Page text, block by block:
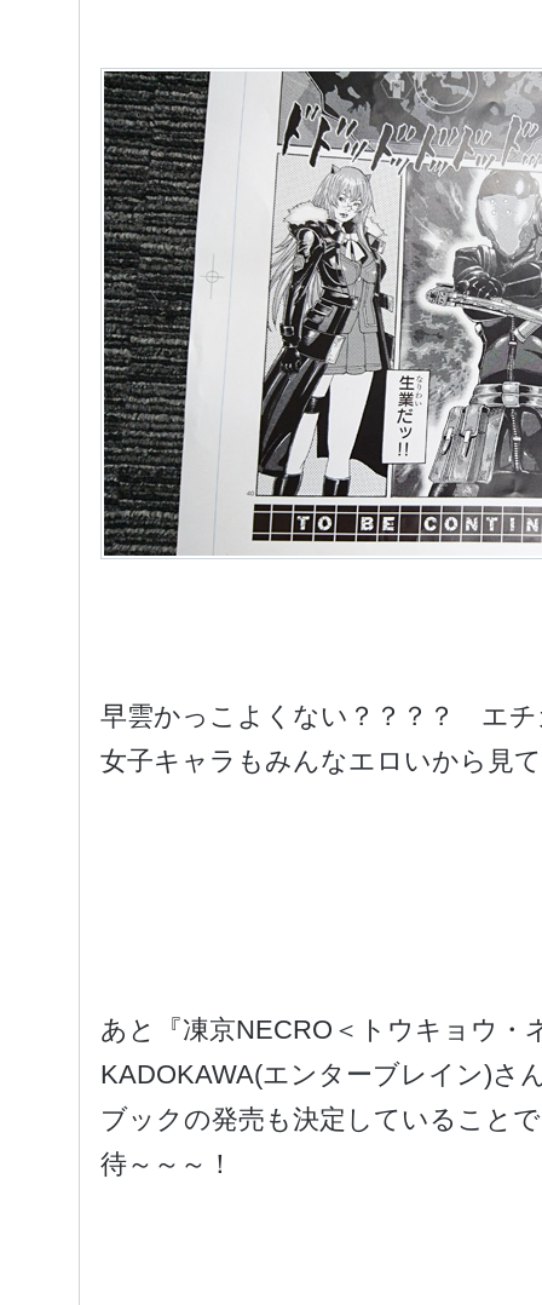
早雲かっこよくない？？？？ エ
女子キャラもみんなエロいから見
あと『凍京NECRO＜トウキョウ・
KADOKAWA(エンターブレイン)さ
ブックの発売も決定していること
待～～～！